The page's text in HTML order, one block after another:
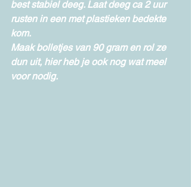
best stabiel deeg. Laat deeg ca 2 uur
rusten in een met plastieken bedekte
kom.
Maak bolletjes van 90 gram en rol ze
dun uit, hier heb je ook nog wat meel
voor nodig.